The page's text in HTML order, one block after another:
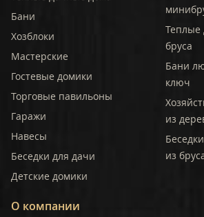
Бани
Хозблоки
Мастерские
Гостевые домики
Торговые павильоны
Гаражи
Навесы
Беседки для дачи
Детские домики
Теплые
бруса
Бани
ключ
из
из
О компании